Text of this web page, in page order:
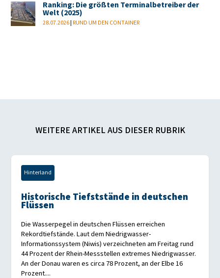
Ranking: Die größten Terminalbetreiber der
Welt (2025)
28.07.2026 |RUND UM DEN CONTAINER
WEITERE ARTIKEL AUS DIESER RUBRIK
Hinterland
Historische Tiefststände in deutschen
Flüssen
Die Wasserpegel in deutschen Flüssen erreichen
Rekordtiefstände. Laut dem Niedrigwasser-
Informationssystem (Niwis) verzeichneten am Freitag rund
44 Prozent der Rhein-Messstellen extremes Niedrigwasser.
An der Donau waren es circa 78 Prozent, an der Elbe 16
Prozent....